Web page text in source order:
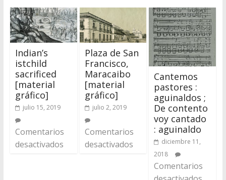
Indian’s
istchild
sacrificed
[material
gráfico]
julio 15, 2019
Comentarios
desactivados
Plaza de San
Francisco,
Maracaibo
[material
gráfico]
julio 2, 2019
Comentarios
desactivados
Cantemos
pastores :
aguinaldos ;
De contento
voy cantado
: aguinaldo
diciembre 11,
2018
Comentarios